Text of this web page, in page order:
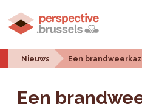
Nieuws Een
Een